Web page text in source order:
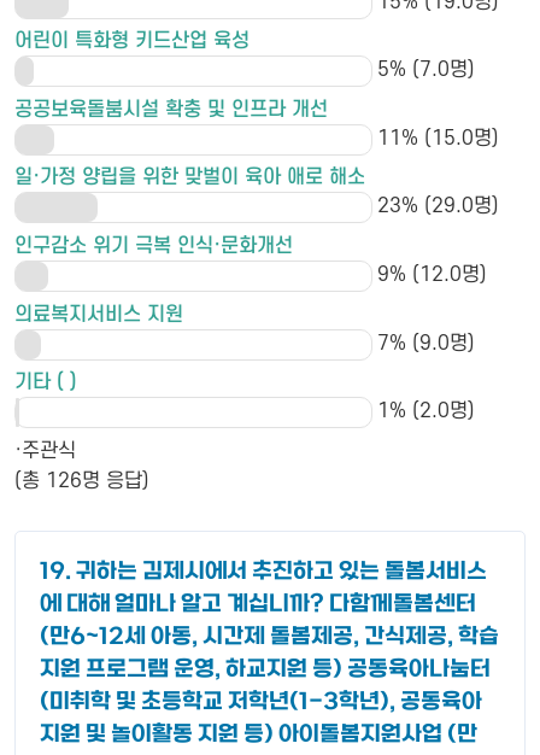
어린이 특화형 키드산업 육성
5% (7.0명)
공공보육돌붐시설 확충 및 인프라 개선
11% (15.0명)
일·가정 양립을 위한 맞벌이 육아 애로 해소
23% (29.0명)
인구감소 위기 극복 인식·문화개선
9% (12.0명)
의료복지서비스 지원
7% (9.0명)
기타 ( )
1% (2.0명)
·주관식
(총 126명 응답)
19. 귀하는 김제시에서 추진하고 있는 돌봄서비스
에 대해 얼마나 알고 계십니까? 다함께돌봄센터
(만6~12세 아동, 시간제 돌봄제공, 간식제공, 학습
지원 프로그램 운영, 하교지원 등) 공동육아나눔터
(미취학 및 초등학교 저학년(1-3학년), 공동육아
지원 및 놀이활동 지원 등) 아이돌봄지원사업 (만